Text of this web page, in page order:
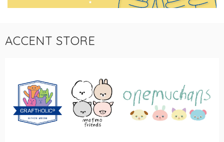
ACCENT STORE